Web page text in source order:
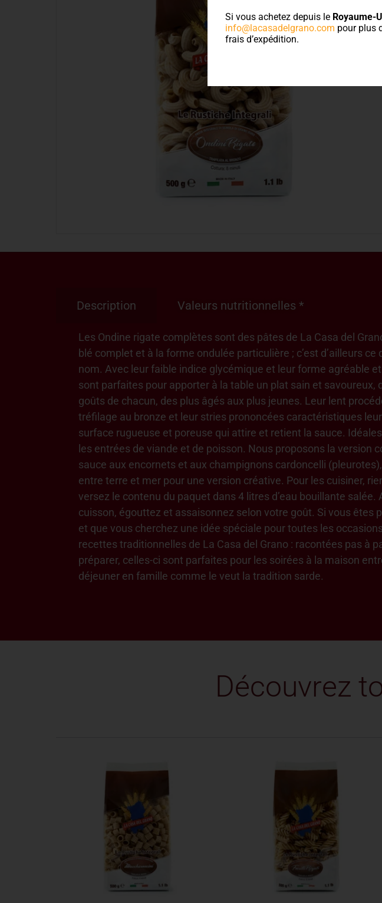
Description Valeurs nutritionnelles *
Les Ondine rigate complètes sont des pâtes de La Casa del
blé complet et à la forme ondulée particulière ; c’est d’ailleurs ce
nom. Avec leur faible indice glycémique et leur forme agréable
sont parfaites pour apporter à la table un plat sain et savoureux,
goûts de chacun, des plus âgés aux plus jeunes. Leur lent
tréfilage au bronze et leur stries prononcées caractéristiques
surface rugueuse et poreuse qui attire et retient la sauce.
les entrées de viande et de poisson. Nous proposons la version
sauce aux encornets et aux champignons cardoncelli
entre terre et mer pour une version créative. Pour les cuisiner,
versez le contenu du paquet dans 4 litres d’eau bouillante salée.
cuisson, égouttez et assaisonnez selon votre goût. Si vous êtes
et que vous cherchez une idée spéciale pour toutes les
recettes traditionnelles de La Casa del Grano : racontées pas à
préparer, celles-ci sont parfaites pour les soirées à la maison
déjeuner en famille comme le veut la tradition sarde.
Découvrez
Si vous achetez depuis le Royaume-
info@lacasadelgrano.com pour plus
frais d’expédition.